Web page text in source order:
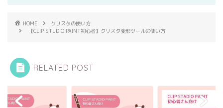
HOME
クリスタの使い方
【CLIP STUDIO PAINT初心者】クリスタ変形ツールの使い方
RELATED POST